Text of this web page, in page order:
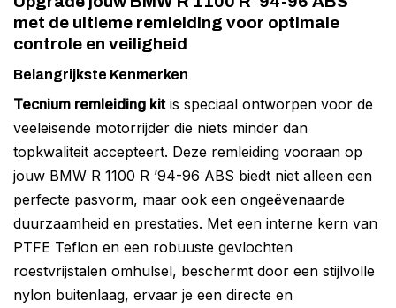
met de ultieme remleiding voor optimale
controle en veiligheid
Belangrijkste Kenmerken
Tecnium remleiding kitis speciaal ontworpen voor de
veeleisende motorrijder die niets minder dan
topkwaliteit accepteert. Deze remleiding vooraan op
jouw BMW R 1100 R ’94-96 ABS biedt niet alleen een
perfecte pasvorm, maar ook een ongeëvenaarde
duurzaamheid en prestaties. Met een interne kern van
PTFE Teflon en een robuuste gevlochten
roestvrijstalen omhulsel, beschermt door een stijlvolle
nylon buitenlaag, ervaar je een directe en